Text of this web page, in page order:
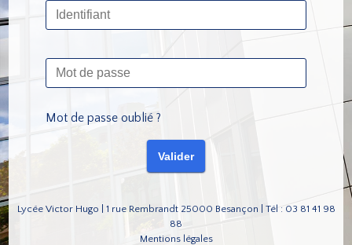
Mot de passe oublié ?
Lycée Victor Hugo | 1 rue Rembrandt 25000 Besançon | Tél : 03 81 41 98
88
Mentions légales